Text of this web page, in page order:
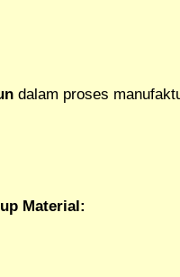
dalam proses
Material: